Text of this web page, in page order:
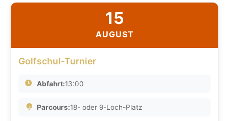
15
AUGUST
Golfschul-Turnier
Abfahrt:13:00
Parcours:18- oder 9-Loch-Platz